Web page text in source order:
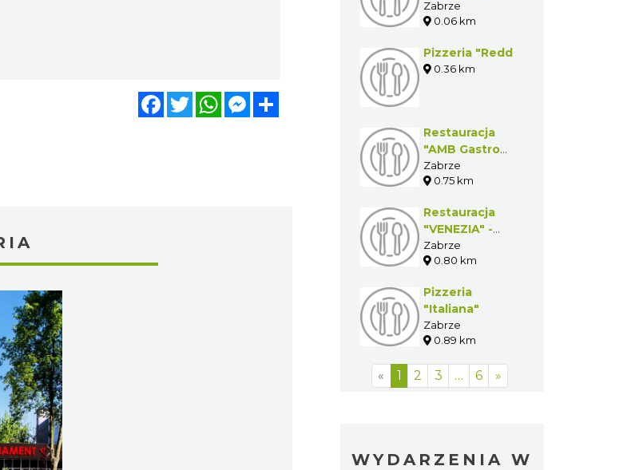
FacebookTwitterWhatsAppMessenger
Zabrze
0.06 km
Pizzeria "Redd
0.36 km
Restauracja
"AMB Gastro
Serwis"
Zabrze
0.75 km
Restauracja
"VENEZIA" -
test
Zabrze
0.80 km
Pizzeria
"Italiana"
Zabrze
0.89 km
« 1 2 3 … 6 »
WYDARZENIA W